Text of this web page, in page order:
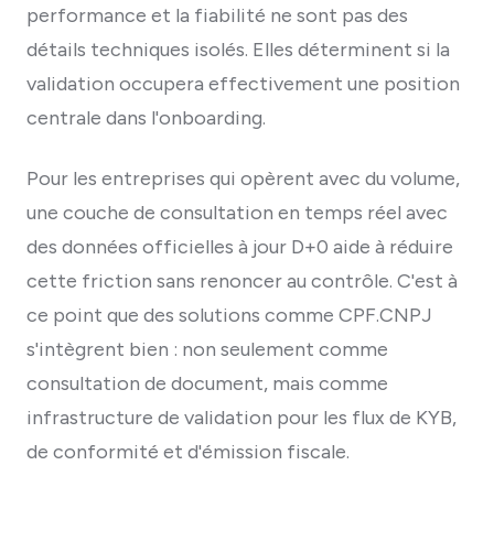
performance et la fiabilité ne sont pas des
détails techniques isolés. Elles déterminent si la
validation occupera effectivement une position
centrale dans l'onboarding.
Pour les entreprises qui opèrent avec du volume,
une couche de consultation en temps réel avec
des données officielles à jour D+0 aide à réduire
cette friction sans renoncer au contrôle. C'est à
ce point que des solutions comme CPF.CNPJ
s'intègrent bien : non seulement comme
consultation de document, mais comme
infrastructure de validation pour les flux de KYB,
de conformité et d'émission fiscale.